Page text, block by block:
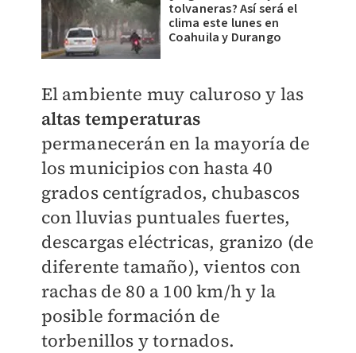
tolvaneras? Así será el
clima este lunes en
Coahuila y Durango
El ambiente muy caluroso y las
altas temperaturas
permanecerán en la mayoría de
los municipios con hasta 40
grados centígrados, chubascos
con lluvias puntuales fuertes,
descargas eléctricas, granizo (de
diferente tamaño), vientos con
rachas de 80 a 100 km/h y la
posible formación de
torbenillos y tornados.